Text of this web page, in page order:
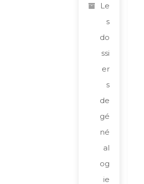
Le
s
do
ssi
er
s
de
gé
né
al
og
ie